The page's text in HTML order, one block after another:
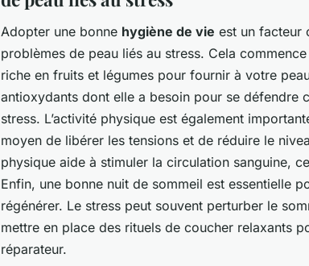
Adopter une bonne hygiène de vie est un facteur
problèmes de peau liés au stress. Cela
riche en fruits et légumes pour fournir à votre
antioxydants dont elle a besoin pour se défendre
stress. L’activité physique est également
moyen de libérer les tensions et de réduire le
physique aide à stimuler la circulation sanguine,
Enfin, une bonne nuit de sommeil est essentielle
régénérer. Le stress peut souvent perturber le
mettre en place des rituels de coucher relaxants
réparateur.